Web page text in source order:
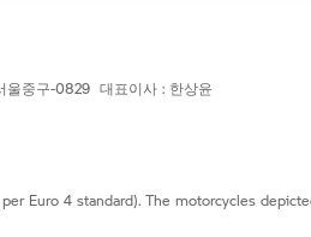
울중구-0829 대표이사 : 한상윤
Euro 4 standard). The motorcycles